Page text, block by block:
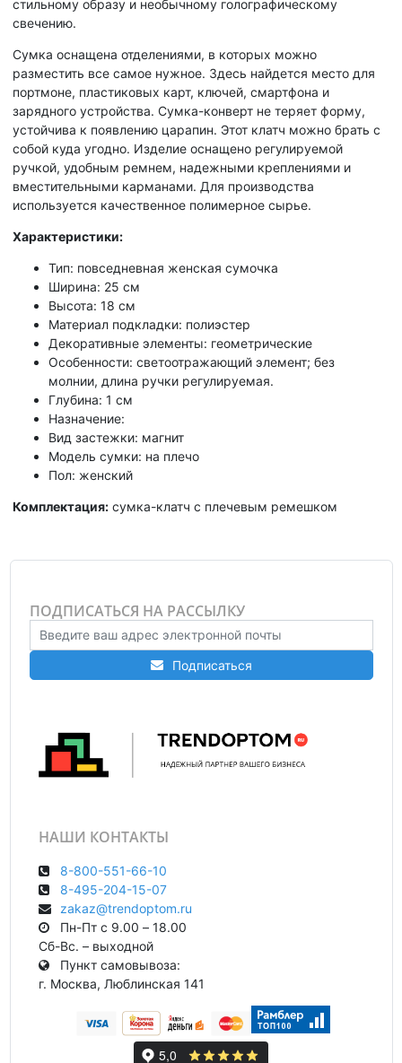
стильному образу и необычному голографическому
свечению.
Сумка оснащена отделениями, в которых можно
разместить все самое нужное. Здесь найдется место для
портмоне, пластиковых карт, ключей, смартфона и
зарядного устройства. Сумка-конверт не теряет форму,
устойчива к появлению царапин. Этот клатч можно брать с
собой куда угодно. Изделие оснащено регулируемой
ручкой, удобным ремнем, надежными креплениями и
вместительными карманами. Для производства
используется качественное полимерное сырье.
Характеристики:
Тип: повседневная женская сумочка
Ширина: 25 см
Высота: 18 см
Материал подкладки: полиэстер
Декоративные элементы: геометрические
Особенности: светоотражающий элемент; без
молнии, длина ручки регулируемая.
Глубина: 1 см
Назначение:
Вид застежки: магнит
Модель сумки: на плечо
Пол: женский
Комплектация: сумка-клатч с плечевым ремешком
ПОДПИСАТЬСЯ НА РАССЫЛКУ
Подписаться
НАШИ КОНТАКТЫ
8-800-551-66-10
8-495-204-15-07
zakaz@trendoptom.ru
Пн-Пт с 9.00 – 18.00
Сб-Вс. – выходной
Пункт самовывоза:
г. Москва, Люблинская 141